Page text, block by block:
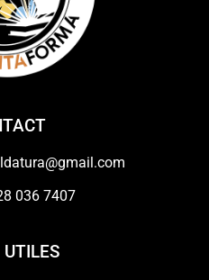
036 7407
UTILES